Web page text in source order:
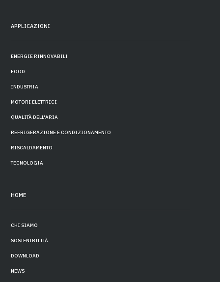
APPLICAZIONI
ENERGIE RINNOVABILI
FOOD
INDUSTRIA
MOTORI ELETTRICI
QUALITÀ DELL'ARIA
REFRIGERAZIONE E CONDIZIONAMENTO
RISCALDAMENTO
TECNOLOGIA
HOME
CHI SIAMO
SOSTENIBILITÀ
DOWNLOAD
NEWS